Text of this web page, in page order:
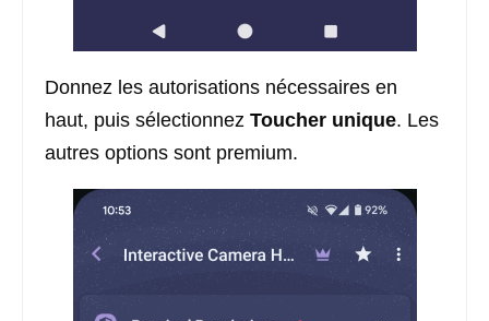
Donnez les autorisations nécessaires en
haut, puis sélectionnez Toucher unique. Les
autres options sont premium.